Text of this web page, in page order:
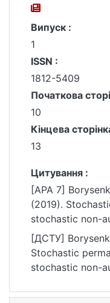
Випуск :
1
ISSN :
1812-5409
Початкова
10
Кінцева
13
Цитування :
[APA 7]
(2019).
stochastic non-
with jumps.
National
Mathematics, (1),
https://doi.org/
[ДСТУ]
Stochastic
stochastic non-
National